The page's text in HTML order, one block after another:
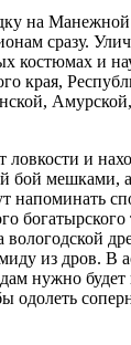
на Манежной
сразу.
костюмах и
края,
и
бой мешками,
напоминать
богатырского
вологодской
из дров. В
нужно
одолеть